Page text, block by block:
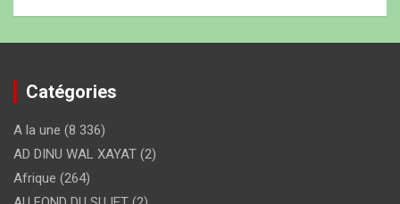
Catégories
A la une (8 336)
AD DINU WAL XAYAT (2)
Afrique (264)